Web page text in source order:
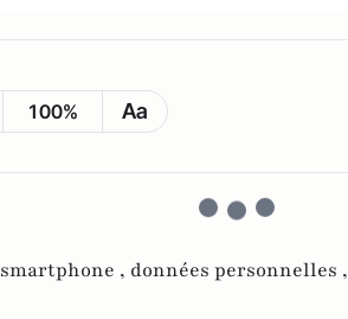
100% Aa
smartphone , données personnelles ,